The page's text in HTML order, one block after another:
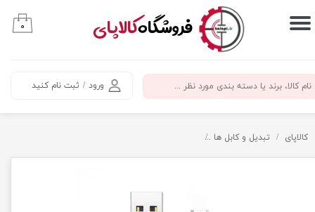
​فروشگاهکالاپای
ورود / ثبت نام کنید
حساب کاربری من
سفارشات
۰
کالاپای تبدیل و کابل ها